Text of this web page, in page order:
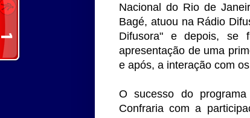
Nacional do Rio de
Bagé, atuou na Rádio
Difusora" e depois, se
apresentação de uma
e após, a interação com
O sucesso do
Confraria com a